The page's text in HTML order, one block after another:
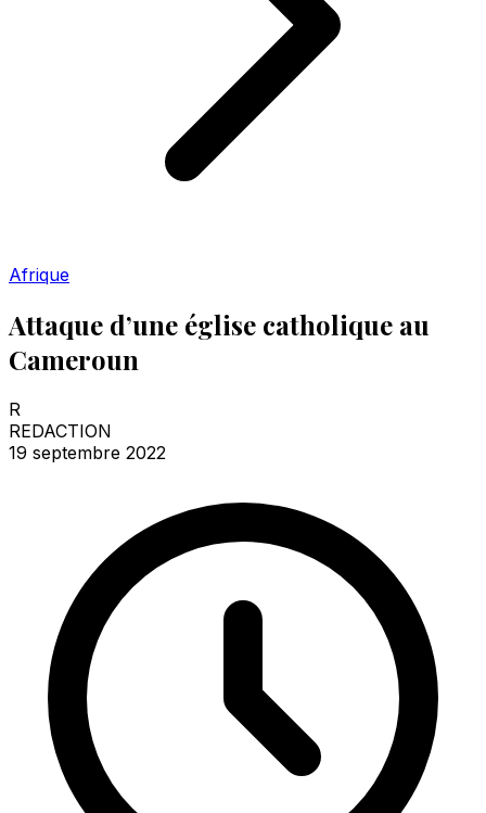
Afrique
Attaque d’une église catholique au
Cameroun
R
REDACTION
19 septembre 2022